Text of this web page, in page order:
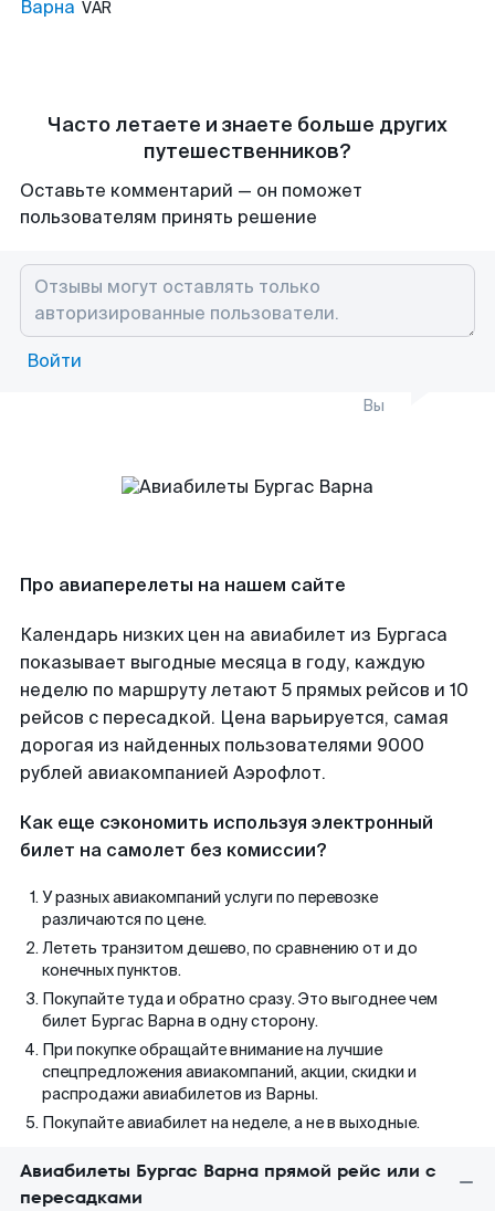
Варна VAR
Часто летаете и знаете больше других
путешественников?
Оставьте комментарий — он поможет
пользователям принять решение
Войти
Вы
Про авиаперелеты на нашем сайте
Календарь низких цен на авиабилет из Бургаса
показывает выгодные месяца в году, каждую
неделю по маршруту летают 5 прямых рейсов и 10
рейсов с пересадкой. Цена варьируется, самая
дорогая из найденных пользователями 9000
рублей авиакомпанией Аэрофлот.
Как еще сэкономить используя электронный
билет на самолет без комиссии?
У разных авиакомпаний услуги по перевозке
различаются по цене.
Лететь транзитом дешево, по сравнению от и до
конечных пунктов.
Покупайте туда и обратно сразу. Это выгоднее чем
билет Бургас Варна в одну сторону.
При покупке обращайте внимание на лучшие
спецпредложения авиакомпаний, акции, скидки и
распродажи авиабилетов из Варны.
Покупайте авиабилет на неделе, а не в выходные.
Авиабилеты Бургас Варна прямой рейс или с
пересадками